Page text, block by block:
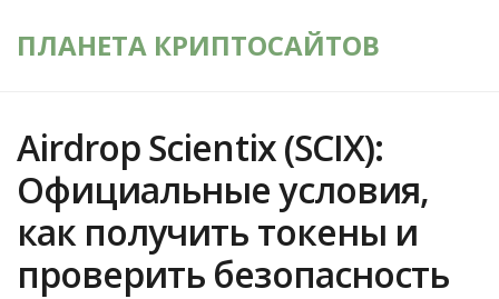
ПЛАНЕТА КРИПТОСАЙТОВ
Airdrop Scientix (SCIX):
Официальные условия,
как получить токены и
проверить безопасность